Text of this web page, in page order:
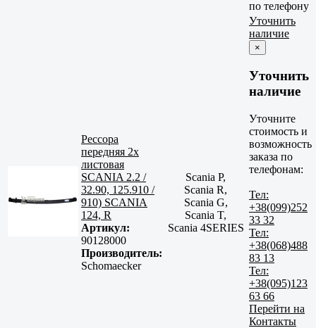
по телефону
Рессора
передняя 2х
листовая
SCANIA 2.2 /
32.90, 125.910 /
910) SCANIA
124, R
Артикул:
90128000
Производитель:
Schomaecker
Scania P,
Scania R,
Scania G,
Scania T,
Scania 4SERIES
Уточнить
наличие
×
Уточнить
наличие
Уточните
стоимость и
возможность
заказа по
телефонам:
Тел:
+38(099)252
33 32
Тел:
+38(068)488
83 13
Тел:
+38(095)123
63 66
Перейти на
Контакты